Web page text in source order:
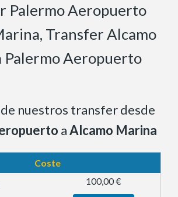
Palermo Aeropuerto
Transfer Alcamo
Palermo Aeropuerto
nuestros transfer desde
aAlcamo Marina
Coste
100,00 €